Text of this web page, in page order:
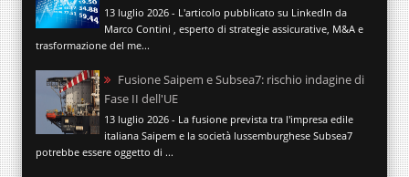
13 luglio 2026 - L'articolo pubblicato su LinkedIn da
Marco Contini , esperto di strategie assicurative, M&A e
trasformazione del me...
Fusione Saipem e Subsea7: rischio indagine di
Fase II dell'UE
13 luglio 2026 - La fusione prevista tra l'impresa edile
italiana Saipem e la società lussemburghese Subsea7
potrebbe essere oggetto di ...